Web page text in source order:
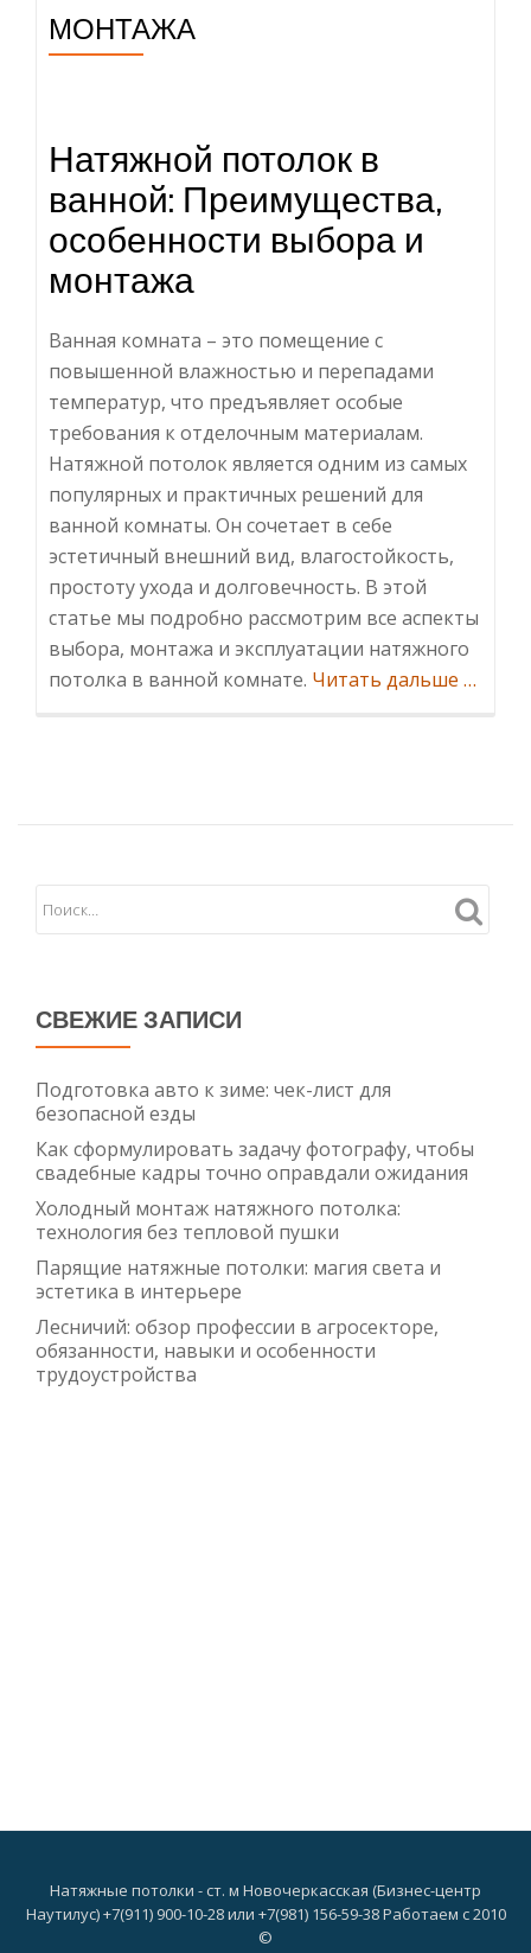
МОНТАЖА
Натяжной потолок в
ванной: Преимущества,
особенности выбора и
монтажа
Ванная комната – это помещение с
повышенной влажностью и перепадами
температур, что предъявляет особые
требования к отделочным материалам.
Натяжной потолок является одним из самых
популярных и практичных решений для
ванной комнаты. Он сочетает в себе
эстетичный внешний вид, влагостойкость,
простоту ухода и долговечность. В этой
статье мы подробно рассмотрим все аспекты
выбора, монтажа и эксплуатации натяжного
потолка в ванной комнате. Читать дальше
и
…
СВЕЖИЕ ЗАПИСИ
Подготовка авто к зиме: чек-лист для
безопасной езды
Как сформулировать задачу фотографу, чтобы
свадебные кадры точно оправдали ожидания
Холодный монтаж натяжного потолка:
технология без тепловой пушки
Парящие натяжные потолки: магия света и
эстетика в интерьере
Лесничий: обзор профессии в агросекторе,
обязанности, навыки и особенности
трудоустройства
Натяжные потолки - ст. м Новочеркасская (Бизнес-центр
Наутилус) +7(911) 900-10-28 или +7(981) 156-59-38 Работаем с 2010
©